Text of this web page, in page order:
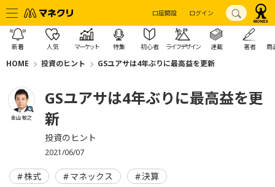
口座開設 ログイン
新着 人気 マーケット 特集 初心者 ライフデザイン 連載 著者 商
HOME 投資のヒント GSユアサは4年ぶりに最高益を更新
金山 敏之
GSユアサは4年ぶりに最高益を更
新
投資のヒント
2021/06/07
株式 マネックス 決算